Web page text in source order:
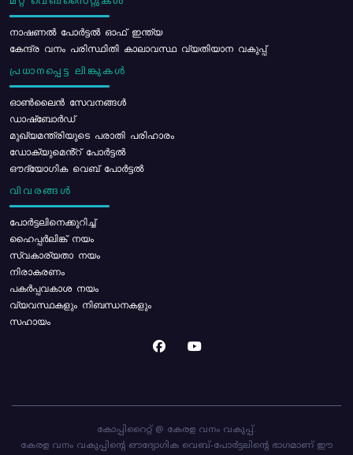
നാഷണൽ പോർട്ടൽ ഓഫ് ഇന്ത്യ
കേന്ദ്ര വനം പരിസ്ഥിതി കാലാവസ്ഥ വ്യതിയാന വകുപ്പ്
പ്രധാനപ്പെട്ട ലിങ്കുകൾ
ഓൺലൈൻ സേവനങ്ങൾ
ഡാഷ്ബോർഡ്
മുഖ്യമന്ത്രിയുടെ പരാതി പരിഹാരം
ഡോക്യുമെൻ്റ് പോർട്ടൽ
ഔദ്യോഗിക വെബ് പോർട്ടൽ
വിവരങ്ങൾ
പോര്‍ട്ടലിനെക്കുറിച്ച്
ഹൈപ്പർലിങ്ക് നയം
സ്വകാര്യതാ നയം
നിരാകരണം
പകർപ്പവകാശ നയം
വ്യവസ്ഥകളും നിബന്ധനകളും
സഹായം
കോപ്പിറൈറ്റ് @ കേരള വനം വകുപ്പ്.
കേരള വനം വകുപ്പിന്റെ ഔദ്യോഗിക വെബ്-പോർട്ടലിന്റെ ഭാഗമാണ് ഈ